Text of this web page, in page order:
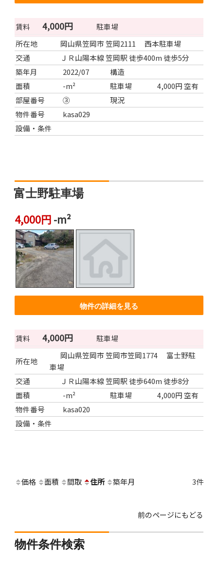
賃料 4,000円
駐車場
所在地
岡山県笠岡市 笠岡2111 西本駐車場
交通
ＪＲ山陽本線 笠岡駅 徒歩400m 徒歩5分
築年月
2022/07
構造
面積
-m² 駐車場
4,000円 空有
部屋番号
③
現況
物件番号
kasa029
設備・条件
富士野駐車場
4,000円 -m²
物件の詳細を見る
賃料 4,000円 駐車場
所在地
岡山県笠岡市 笠岡市笠岡1774 富士野駐
車場
交通
ＪＲ山陽本線 笠岡駅 徒歩640m 徒歩8分
面積
-m² 駐車場
4,000円 空有
物件番号
kasa020
設備・条件
価格 面積 間取 住所 築年月 3件
前のページにもどる
物件条件検索